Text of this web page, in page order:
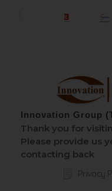
Innovation Group
Thank you for
Please provide us
contacting back
Privacy